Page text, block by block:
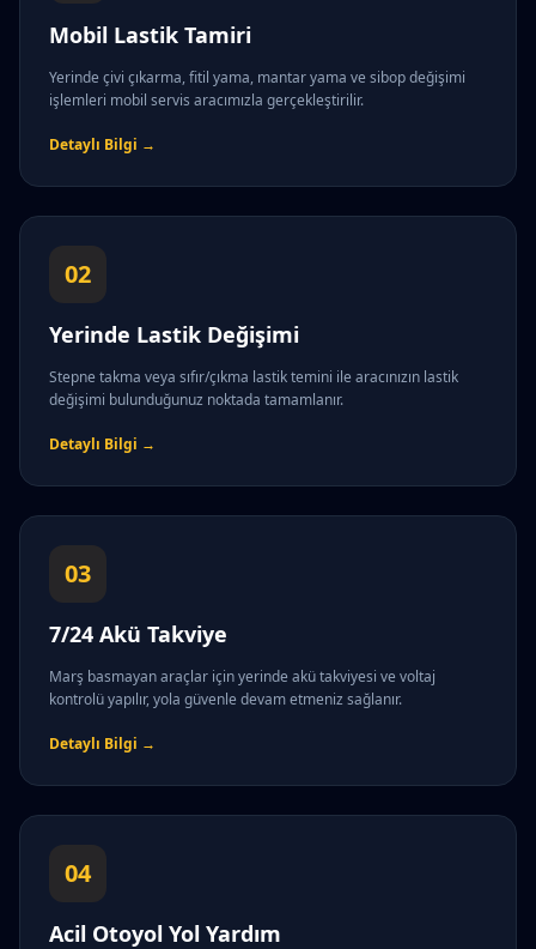
Mobil Lastik Tamiri
Yerinde çivi çıkarma, fitil yama, mantar yama ve sibop değişimi
işlemleri mobil servis aracımızla gerçekleştirilir.
Detaylı Bilgi →
02
Yerinde Lastik Değişimi
Stepne takma veya sıfır/çıkma lastik temini ile aracınızın lastik
değişimi bulunduğunuz noktada tamamlanır.
Detaylı Bilgi →
03
7/24 Akü Takviye
Marş basmayan araçlar için yerinde akü takviyesi ve voltaj
kontrolü yapılır, yola güvenle devam etmeniz sağlanır.
Detaylı Bilgi →
04
Acil Otoyol Yol Yardım